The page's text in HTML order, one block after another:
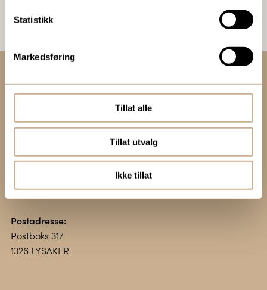
Statistikk
Markedsføring
Tillat alle
Tillat utvalg
Ikke tillat
Kontakt oss:
ortomedic@ortomedic.no
Besøksadresse:
1366 LYSAKER
Postadresse:
Postboks 317
1326 LYSAKER